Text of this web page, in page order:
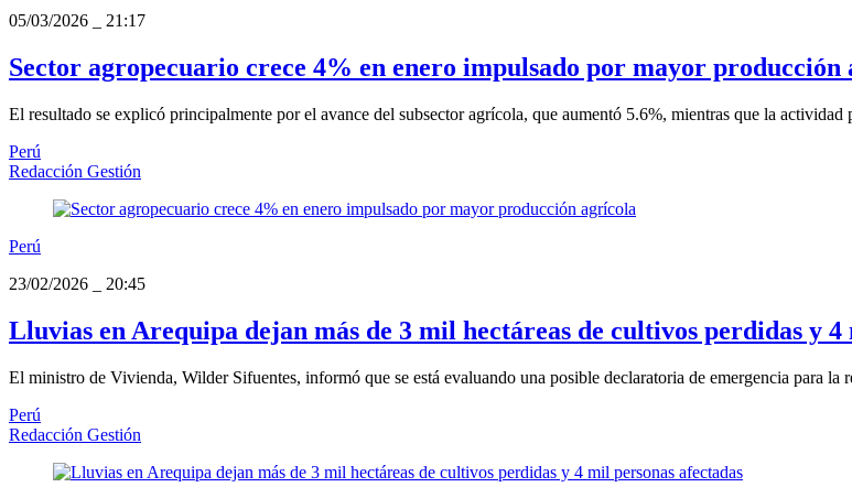
05/03/2026
21:17
Sector agropecuario crece 4% en enero impulsado por mayor producción
El resultado se explicó principalmente por el avance del subsector agrícola, que aumentó 5.6%, mientras que la actividad
Perú
Redacción Gestión
Perú
23/02/2026
20:45
Lluvias en Arequipa dejan más de 3 mil hectáreas de cultivos perdidas y 4
El ministro de Vivienda, Wilder Sifuentes, informó que se está evaluando una posible declaratoria de emergencia para la
Perú
Redacción Gestión